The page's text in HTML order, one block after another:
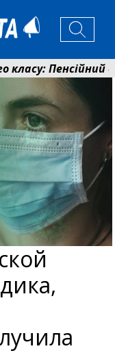
Пенсійний
компенсацій на